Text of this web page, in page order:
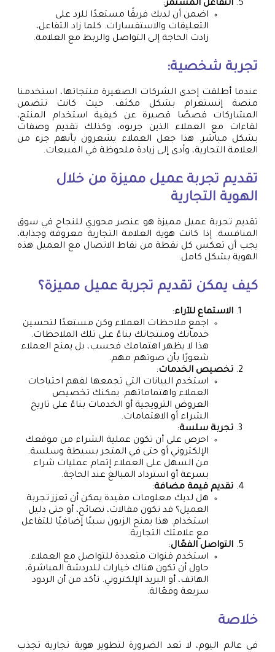
التفاعل المستمر:
اضمن أن لديك فريقًا مستعدًا للرد على
التعليقات والاستفسارات. كلما زاد التفاعل،
زادت الحاجة إلى التواصل والربط مع العلامة.
تجربة شخصية:
عندما أطلقت إحدى الشركات الصغيرة منتجاتها، استخدمنا
منصة إنستغرام بشكل مكثف. حيث كانت تتضمن
المشاركات قصصًا قصيرة عن كيفية استخدام المنتج،
لقاءات مع العملاء الذين جربوه، وكذلك تقديم وصفات
بشكل مباشر. هذا جعل العملاء يشعرون بأنهم جزء من
العلامة التجارية، وأدى إلى زيادة ملحوظة في المبيعات.
تقديم تجربة عميل مميزة من خلال
الهوية التجارية
تقديم تجربة عميل مميزة هو عنصر محوري للنجاح في سوق
المنافسة. إذا كانت هوية العلامة التجارية معروفة وجذابة،
يجب أن تعكس كل نقطة من نقاط الاتصال مع العميل هذه
الهوية بشكل كامل.
كيف يمكن تقديم تجربة عميل مميزة؟
الاستماع للآراء:
اجمع ملاحظات العملاء وكن مستعدًا لتحسين
خدماتك ومنتجاتك بناءً على تلك الملاحظات.
هذا لا يظهر اهتمامك فحسب، بل يمنح العملاء
شعورًا بأن صوتهم مهم.
تخصيص الخدمات:
استخدم البيانات التي تجمعها لفهم احتياجات
العملاء واهتماماتهم. يمكنك تخصيص
العروض الترويجية أو الخدمات بناءً على تاريخ
الشراء أو الاهتمامات.
تجربة سلسة:
احرص على أن تكون عملية الشراء من موقعك
الإلكتروني أو حتى في المتجر بسيطة وسلسة.
من السهل على العملاء إتمام عمليات شراء
بسرعة أو استرداد المبالغ عند الحاجة.
تقديم قيمة مضافة:
هل لديك معلومات مفيدة يمكن أن تعزز تجربة
العميل؟ قد تكون مقالات، نصائح، أو حتى دليل
استخدام. هذا يمنح الزبون سببًا إضافيًا للتفاعل
مع علامتك التجارية.
التواصل الفعّال:
استخدم قنوات متعددة للتواصل مع العملاء.
حاول أن تكون هناك خيارات للدردشة المباشرة،
الهاتف، أو البريد الإلكتروني. تأكد من أن الردود
سريعة وفعّالة.
خلاصة
في عالم اليوم، لا تعد الضرورة لتطوير هوية تجارية تجذب